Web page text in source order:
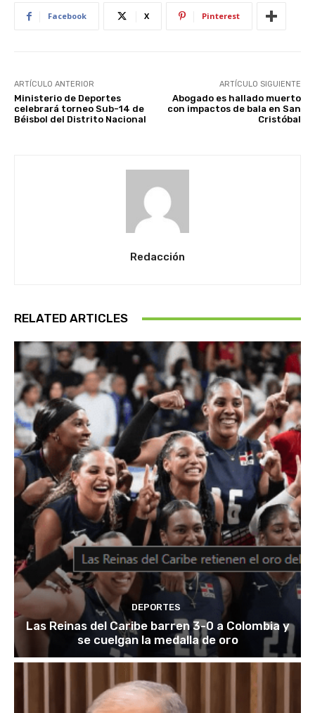
Facebook X Pinterest
ARTÍCULO ANTERIOR
Ministerio de Deportes
celebrará torneo Sub-14 de
Béisbol del Distrito Nacional
ARTÍCULO SIGUIENTE
Abogado es hallado muerto
con impactos de bala en San
Cristóbal
Redacción
RELATED ARTICLES
DEPORTES
Las Reinas del Caribe barren 3-0 a Colombia y
se cuelgan la medalla de oro